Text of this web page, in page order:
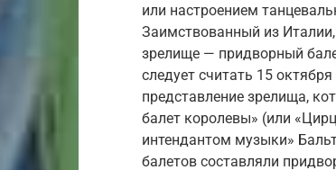
или настроением
Заимствованный из
зрелище — придворный
следует считать 15
представление зрелища,
балет королевы» (или
интендантом музыки»
балетов составляли